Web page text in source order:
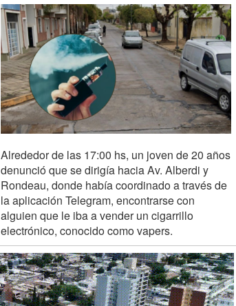
Alrededor de las 17:00 hs, un joven de 20 años
denunció que se dirigía hacia Av. Alberdi y
Rondeau, donde había coordinado a través de
la aplicación Telegram, encontrarse con
alguien que le iba a vender un cigarrillo
electrónico, conocido como vapers.